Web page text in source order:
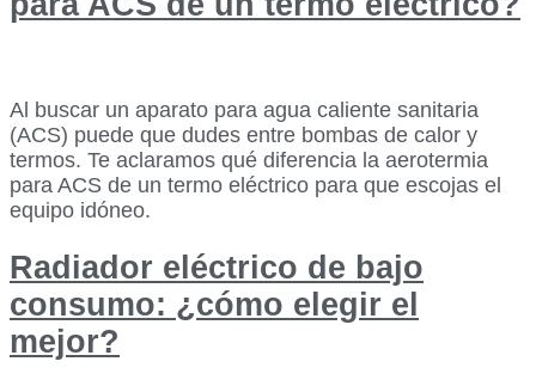
Al buscar un aparato para agua caliente sanitaria
(ACS) puede que dudes entre bombas de calor y
termos. Te aclaramos qué diferencia la aerotermia
para ACS de un termo eléctrico para que escojas el
equipo idóneo.
Radiador eléctrico de bajo
consumo: ¿cómo elegir el
mejor?